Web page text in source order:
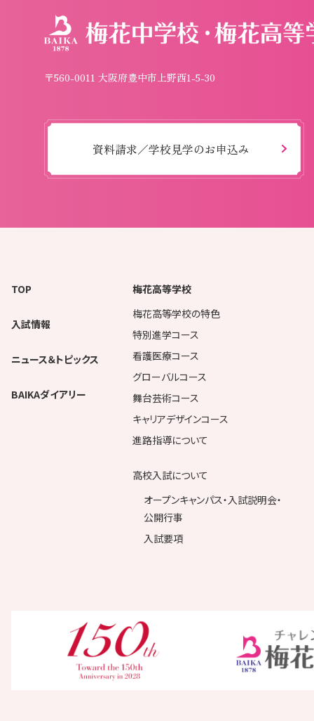
〒560-0011 大阪府豊中市上野西1-5-30
資料請求／学校見学のお申込み
TOP
入試情報
ニュース＆トピックス
BAIKAダイアリー
梅花高等学校
梅花高等学校の特色
特別進学コース
看護医療コース
グローバルコース
舞台芸術コース
キャリアデザインコース
進路指導について
高校入試について
オープンキャンパス・入試説明会・
公開行事
入試要項